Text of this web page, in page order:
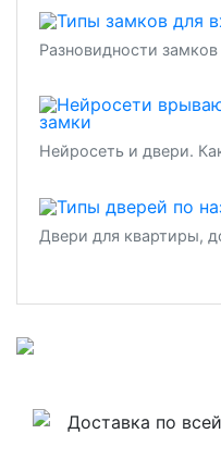
Разновидности
Нейросеть и двери.
Двери для квартиры,
Доставка по